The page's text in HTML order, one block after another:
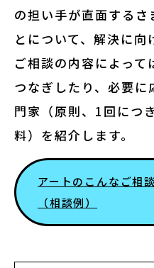
修了生
講師陣
お役立ち情報
の担い手が直面する
とについて、解決に向
ご相談の内容によっ
つなぎしたり、必要
門家（原則、1回につ
料）を紹介します。
アートのこんなご相
（相談例）